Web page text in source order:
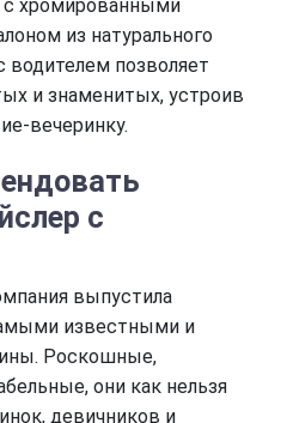
хромированными
из натурального
водителем позволяет
и знаменитых, устроив
вечеринку.
с
выпустила
известными и
Роскошные,
они как нельзя
девичников и